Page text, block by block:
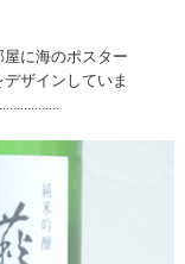
に海のポスター
ザインしていま